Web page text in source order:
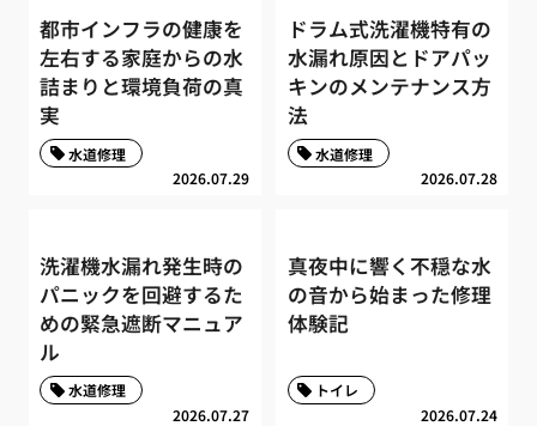
都市インフラの健康を
左右する家庭からの水
詰まりと環境負荷の真
実
2026.07.29
水道修理
ドラム式洗濯機特有の
水漏れ原因とドアパッ
キンのメンテナンス方
法
2026.07.28
水道修理
洗濯機水漏れ発生時の
パニックを回避するた
めの緊急遮断マニュア
ル
2026.07.27
水道修理
真夜中に響く不穏な水
の音から始まった修理
体験記
2026.07.24
トイレ